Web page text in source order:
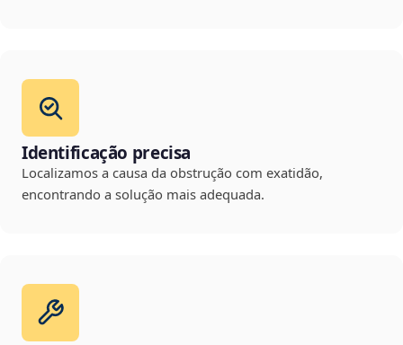
Identificação precisa
Localizamos a causa da obstrução com exatidão,
encontrando a solução mais adequada.